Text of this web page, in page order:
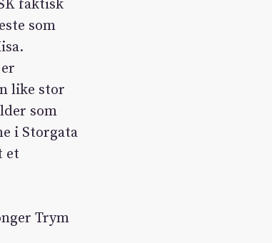
faktisk
som
like stor
som
i Storgata
et
Trym